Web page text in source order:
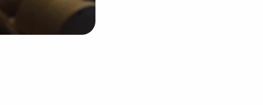
Kurs og utleie
Information in English